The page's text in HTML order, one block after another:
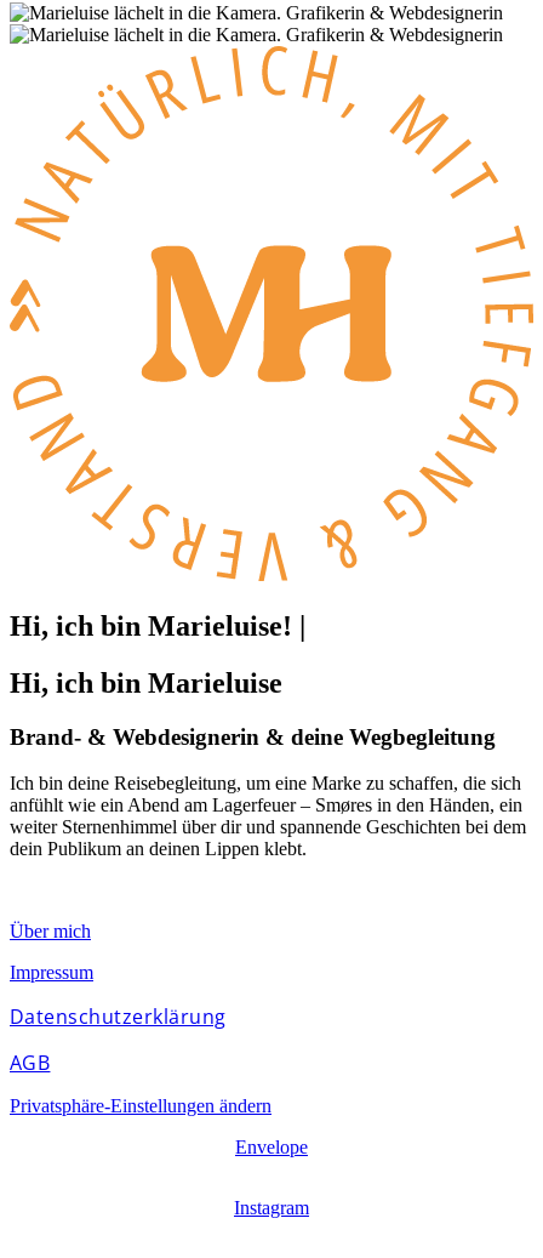
Hi, ich bin Marieluise! |
Hi, ich bin Marieluise
Brand- & Webdesignerin & deine Wegbegleitung
Ich bin deine Reisebegleitung, um eine Marke zu schaffen, die sich
anfühlt wie ein Abend am Lagerfeuer – Smøres in den Händen, ein
weiter Sternenhimmel über dir und spannende Geschichten bei dem
dein Publikum an deinen Lippen klebt.
Über mich
Impressum
Datenschutzerklärung
AGB
Privatsphäre-Einstellungen ändern
Envelope
Instagram